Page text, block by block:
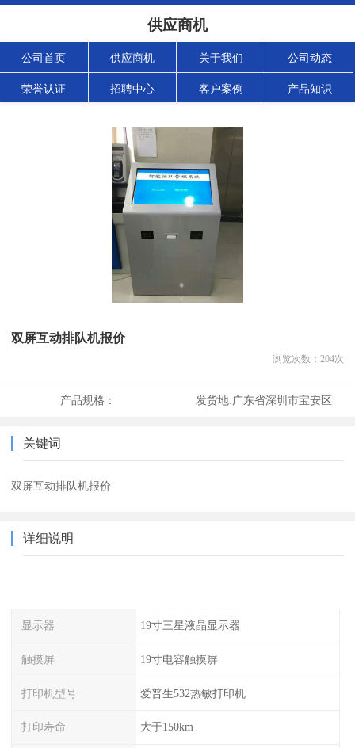
供应商机
公司首页 供应商机 关于我们 公司动态
荣誉认证 招聘中心 客户案例 产品知识
双屏互动排队机报价
浏览次数： 204次
产品规格： 发货地:广东省深圳市宝安区
关键词
双屏互动排队机报价
详细说明
显示器 19寸三星液晶显示器
触摸屏 19寸电容触摸屏
打印机型号 爱普生532热敏打印机
打印寿命 大于150km